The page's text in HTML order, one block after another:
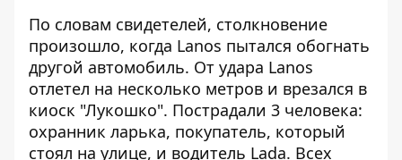
По словам свидетелей, столкновение
произошло, когда Lanos пытался обогнать
другой автомобиль. От удара Lanos
отлетел на несколько метров и врезался в
киоск "Лукошко". Пострадали 3 человека:
охранник ларька, покупатель, который
стоял на улице, и водитель Lada. Всех